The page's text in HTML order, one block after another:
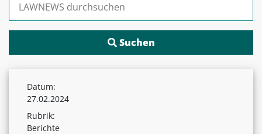
Datum:
27.02.2024
Rubrik:
Berichte